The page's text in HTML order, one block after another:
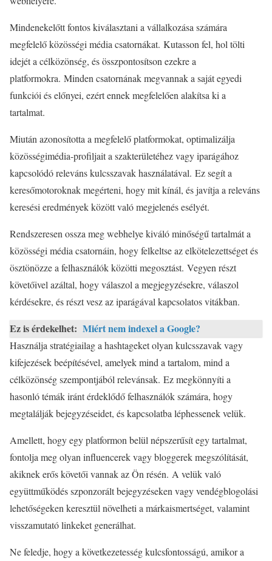
Mindenekelőtt fontos kiválasztani a vállalkozása számára
megfelelő közösségi média csatornákat. Kutasson fel, hol tölti
idejét a célközönség, és összpontosítson ezekre a
platformokra. Minden csatornának megvannak a saját egyedi
funkciói és előnyei, ezért ennek megfelelően alakítsa ki a
tartalmat.
Miután azonosította a megfelelő platformokat, optimalizálja
közösségimédia-profiljait a szakterületéhez vagy iparágához
kapcsolódó releváns kulcsszavak használatával. Ez segít a
keresőmotoroknak megérteni, hogy mit kínál, és javítja a releváns
keresési eredmények között való megjelenés esélyét.
Rendszeresen ossza meg webhelye kiváló minőségű tartalmát a
közösségi média csatornáin, hogy felkeltse az elkötelezettséget és
ösztönözze a felhasználók közötti megosztást. Vegyen részt
követőivel azáltal, hogy válaszol a megjegyzésekre, válaszol
kérdésekre, és részt vesz az iparágával kapcsolatos vitákban.
Ez is érdekelhet: Miért nem indexel a Google?
Használja stratégiailag a hashtageket olyan kulcsszavak vagy
kifejezések beépítésével, amelyek mind a tartalom, mind a
célközönség szempontjából relevánsak. Ez megkönnyíti a
hasonló témák iránt érdeklődő felhasználók számára, hogy
megtalálják bejegyzéseidet, és kapcsolatba léphessenek velük.
Amellett, hogy egy platformon belül népszerűsít egy tartalmat,
fontolja meg olyan influencerek vagy bloggerek megszólítását,
akiknek erős követői vannak az Ön résén. A velük való
együttműködés szponzorált bejegyzéseken vagy vendégblogolási
lehetőségeken keresztül növelheti a márkaismertséget, valamint
visszamutató linkeket generálhat.
Ne feledje, hogy a következetesség kulcsfontosságú, amikor a